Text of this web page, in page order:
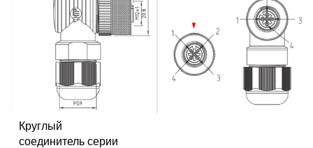
Круглый
соединитель серии